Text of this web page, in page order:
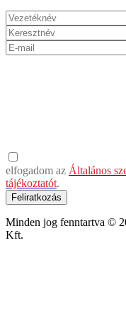
elfogadom az Általános
tájékoztatót.
Feliratkozás
Minden jog fenntartva ©
Kft.